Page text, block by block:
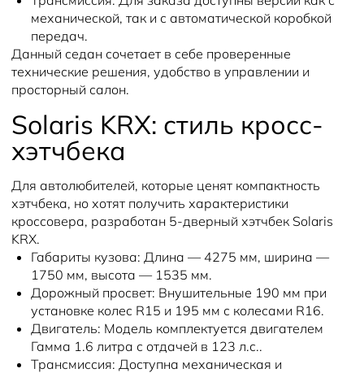
механической, так и с автоматической коробкой
передач.
Данный седан сочетает в себе проверенные
технические решения, удобство в управлении и
просторный салон.
Solaris KRX: стиль кросс-
хэтчбека
Для автолюбителей, которые ценят компактность
хэтчбека, но хотят получить характеристики
кроссовера, разработан 5-дверный хэтчбек Solaris
KRX.
Габариты кузова: Длина — 4275 мм, ширина —
1750 мм, высота — 1535 мм.
Дорожный просвет: Внушительные 190 мм при
установке колес R15 и 195 мм с колесами R16.
Двигатель: Модель комплектуется двигателем
Гамма 1.6 литра с отдачей в 123 л.с..
Трансмиссия: Доступна механическая и